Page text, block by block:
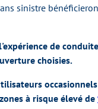
sinistre
de
choisies.
occasionnels
zones à risque élevé de